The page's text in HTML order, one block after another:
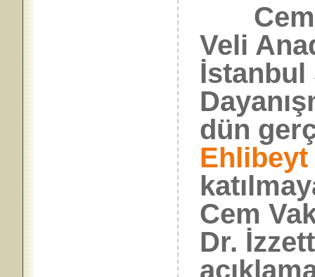
Cem
Veli
İstanbul
dün
Ehlibeyt
Cem
Dr.